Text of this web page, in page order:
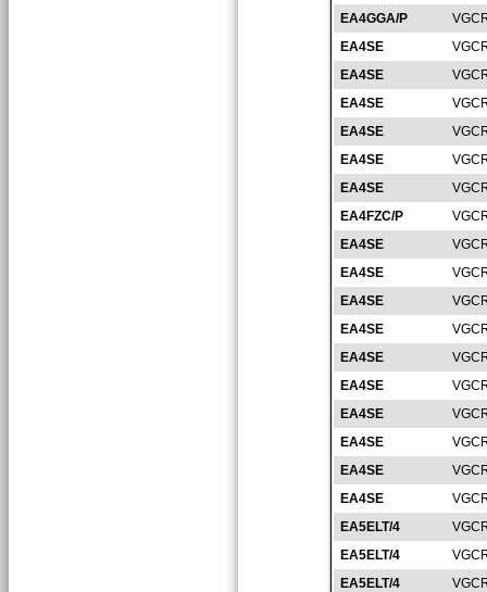
EA4GGA/P
EA4SE
EA4SE
EA4SE
EA4SE
EA4SE
EA4SE
EA4FZC/P
EA4SE
EA4SE
EA4SE
EA4SE
EA4SE
EA4SE
EA4SE
EA4SE
EA4SE
EA4SE
EA5ELT/4
EA5ELT/4
EA5ELT/4